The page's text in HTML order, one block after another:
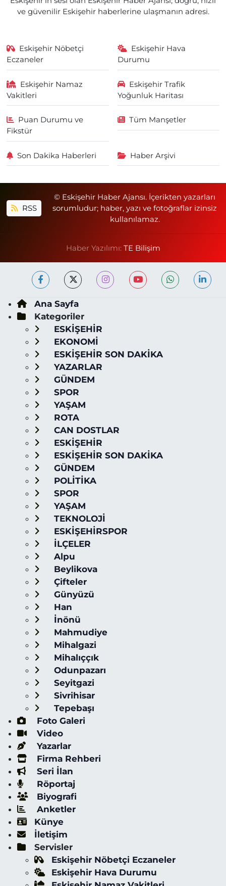
ve güvenilir Eskişehir haberlerine ulaşmanın adresi.
Eskişehir Nöbetçi
Eczaneler
Eskişehir Hava
Durumu
Eskişehir Namaz
Vakitleri
Eskişehir Trafik
Yoğunluk Haritası
Puan Durumu ve
Fikstür
Tüm Manşetler
Son Dakika Haberleri Haber Arşivi
RSS
© Eskişehir Haber Ajansı. İçerikten yazarları
sorumludur; haber, yazı ve fotoğraflar izinsiz
kullanılamaz.
Haber Yazılımı: TE Bilişim
Ana Sayfa
Kategoriler
ESKİŞEHİR
EKONOMİ
ESKİŞEHİR SON DAKİKA
YAZARLAR
GÜNDEM
SPOR
YAŞAM
ROTA
CAN DOSTLAR
ESKİŞEHİR
ESKİŞEHİR SON DAKİKA
GÜNDEM
POLİTİKA
SPOR
YAŞAM
TEKNOLOJİ
ESKİŞEHİRSPOR
İLÇELER
Alpu
Beylikova
Çifteler
Günyüzü
Han
İnönü
Mahmudiye
Mihalgazi
Mihalıççık
Odunpazarı
Seyitgazi
Sivrihisar
Tepebaşı
Foto Galeri
Video
Yazarlar
Firma Rehberi
Seri İlan
Röportaj
Biyografi
Anketler
Künye
İletişim
Servisler
Eskişehir Nöbetçi Eczaneler
Eskişehir Hava Durumu